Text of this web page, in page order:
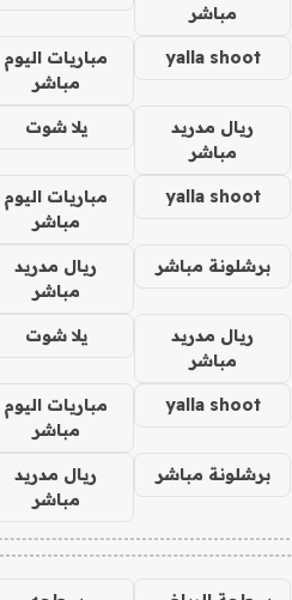
مباشر
yalla shoot
مباريات اليوم
مباشر
ريال مدريد
مباشر
يلا شوت
yalla shoot
مباريات اليوم
مباشر
برشلونة مباشر
ريال مدريد
مباشر
ريال مدريد
مباشر
يلا شوت
yalla shoot
مباريات اليوم
مباشر
برشلونة مباشر
ريال مدريد
مباشر